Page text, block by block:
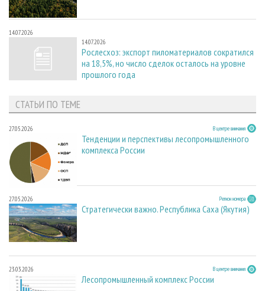
14.07.2026
14.07.2026
Рослесхоз: экспорт пиломатериалов сократился
на 18,5%, но число сделок осталось на уровне
прошлого года
СТАТЬИ ПО ТЕМЕ
27.05.2026 В центре внимания
Тенденции и перспективы лесопромышленного
комплекса России
27.05.2026 Регион номера
Стратегически важно. Республика Саха (Якутия)
23.03.2026 В центре внимания
Лесопромышленный комплекс России